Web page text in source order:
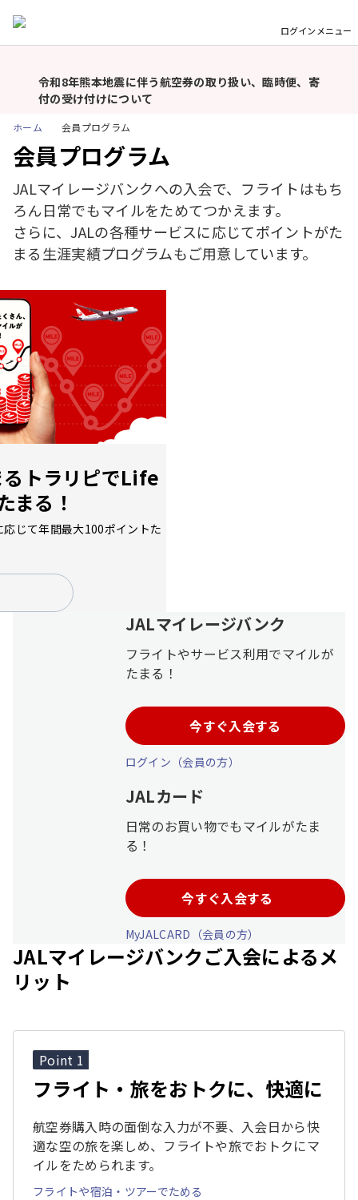
ログイン メニュー
JALグループを装った不審メール・不審電話・偽サイト
令和8年熊本地震に伴う航空券の取り扱い、臨時便、寄
付の受け付けについて
台風13号の影響による運航情報ならびに航空券取り扱い
について（国内線）
プグレード中止について（国内線）
羽田空港国内線「北側サテライト」利用開始（2026年9
月1日予定）および手荷物お預け締切時刻の厳格化
（2026年9月1日〜）について
会員ログインにお困りのお客さまへ
モバイルバッテリーの機内持ち込み個数および充電に関
するルール変更についてのお願い（2026年4月24日以
降）
JALグループを装った不審メール・不審電話・偽サイト
にご注意ください
令和8年熊本地震に伴う航空券の取り扱い、臨時便、寄
付の受け付けについて
台風13号の影響による運航情報ならびに航空券取り扱い
について（国内線）
台風13号の影響による那覇空港での空席待ち・当日アッ
プグレード中止について（国内線）
月1日予定）および手荷物お預け締切時刻の厳格化
（2026年9月1日〜）について
会員ログインにお困りのお客さまへ
モバイルバッテリーの機内持ち込み個数および充電に関
するルール変更についてのお願い（2026年4月24日以
JALグループを装った不審メール・不審電話・偽サイト
ホーム 会員プログラム
会員プログラム
JALマイレージバンクへの入会で、フライトはもち
ろん日常でもマイルをためてつかえます。
さらに、JALの各種サービスに応じてポイントがた
まる生涯実績プログラムもご用意しています。
トラリピでLife
まる！
じて年間最大100ポイントた
JALマイレージバンク
フライトやサービス利用でマイルが
たまる！
今すぐ入会する
ログイン（会員の方）
JALカード
日常のお買い物でもマイルがたま
る！
今すぐ入会する
MyJALCARD（会員の方）
JALマイレージバンクご入会によるメ
リット
Point 1
フライト・旅をおトクに、快適に
航空券購入時の面倒な入力が不要、入会日から快
適な空の旅を楽しめ、フライトや旅でおトクにマ
イルをためられます。
フライトや宿泊・ツアーでためる